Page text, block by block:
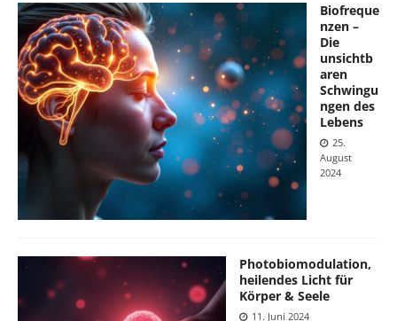
Biofreque
nzen –
Die
unsichtb
aren
Schwingu
ngen des
Lebens
25.
August
2024
Photobiomodulation,
heilendes Licht für
Körper & Seele
11. Juni 2024